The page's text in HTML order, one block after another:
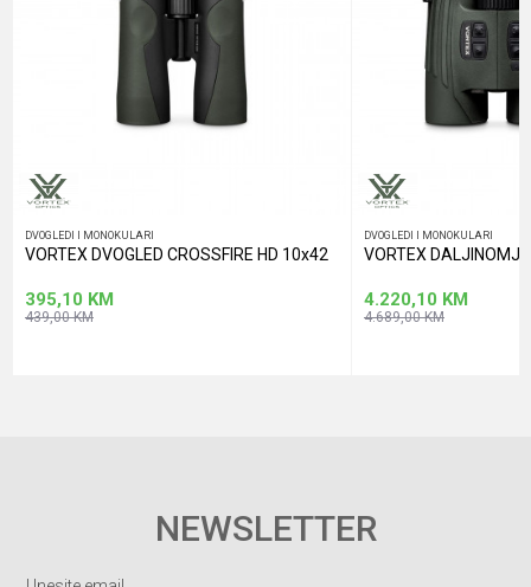
POŠALJI
DVOGLEDI I MONOKULARI
VORTEX DVOGLED CROSSFIRE HD 10x42
395,10 KM
439,00KM
DVOGLEDI I MONOKULARI
VORTEX
4.220,10 KM
4.689,00KM
NEWSLETTER